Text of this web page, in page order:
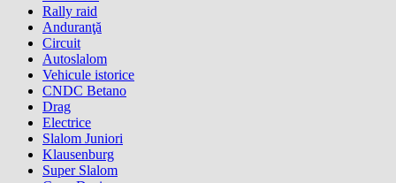
Rally raid
Anduranţă
Circuit
Autoslalom
Vehicule istorice
CNDC Betano
Drag
Electrice
Slalom Juniori
Klausenburg
Super Slalom